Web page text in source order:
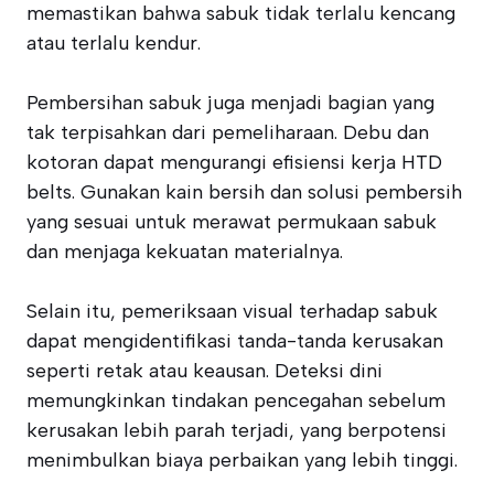
memastikan bahwa sabuk tidak terlalu kencang
atau terlalu kendur.
Pembersihan sabuk juga menjadi bagian yang
tak terpisahkan dari pemeliharaan. Debu dan
kotoran dapat mengurangi efisiensi kerja HTD
belts. Gunakan kain bersih dan solusi pembersih
yang sesuai untuk merawat permukaan sabuk
dan menjaga kekuatan materialnya.
Selain itu, pemeriksaan visual terhadap sabuk
dapat mengidentifikasi tanda-tanda kerusakan
seperti retak atau keausan. Deteksi dini
memungkinkan tindakan pencegahan sebelum
kerusakan lebih parah terjadi, yang berpotensi
menimbulkan biaya perbaikan yang lebih tinggi.